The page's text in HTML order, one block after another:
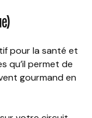
pour la santé et
qu’il permet de
gourmand en